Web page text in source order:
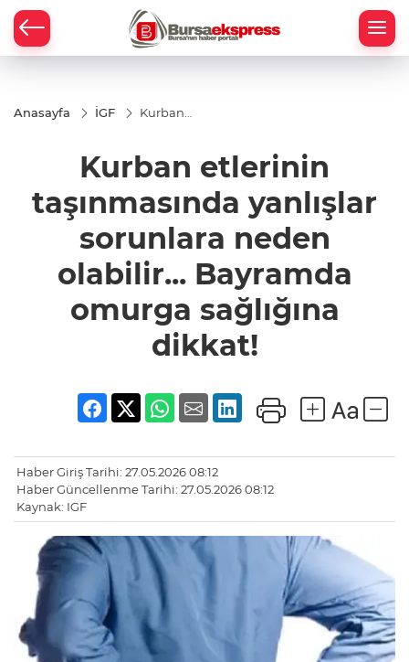
Anasayfa İGF
Kurban
yanlışlar
sorunlara
olabilir...
Bayramda
omurga
sağlığına
dikkat!
Kurban etlerinin
taşınmasında yanlışlar
sorunlara neden
olabilir... Bayramda
omurga sağlığına
dikkat!
Haber Giriş Tarihi: 27.05.2026 08:12
Haber Güncellenme Tarihi: 27.05.2026 08:12
Kaynak: IGF